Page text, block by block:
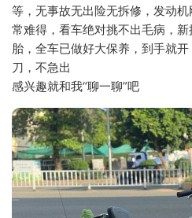
等，无事故无出险无拆修，发动
常难得，看车绝对挑不出毛病，
胎，全车已做好大保养，到手就
刀，不急出
感兴趣就和我“聊一聊”吧